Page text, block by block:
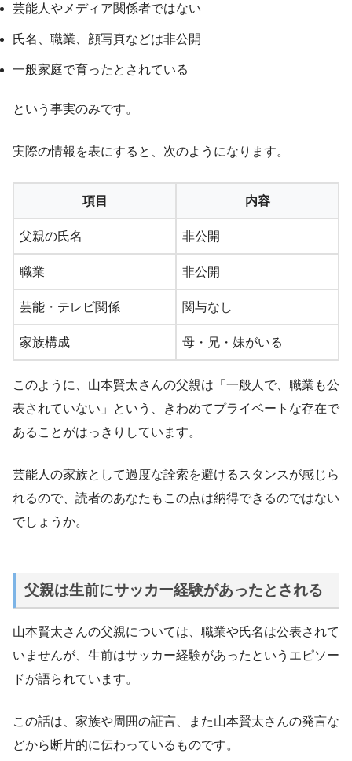
芸能人やメディア関係者ではない
氏名、職業、顔写真などは非公開
一般家庭で育ったとされている
という事実のみです。
実際の情報を表にすると、次のようになります。
項目 内容
父親の氏名 非公開
職業 非公開
芸能・テレビ関係 関与なし
家族構成 母・兄・妹がいる
このように、山本賢太さんの父親は「一般人で、職業も公
表されていない」という、きわめてプライベートな存在で
あることがはっきりしています。
芸能人の家族として過度な詮索を避けるスタンスが感じら
れるので、読者のあなたもこの点は納得できるのではない
でしょうか。
父親は生前にサッカー経験があったとされる
山本賢太さんの父親については、職業や氏名は公表されて
いませんが、生前はサッカー経験があったというエピソー
ドが語られています。
この話は、家族や周囲の証言、また山本賢太さんの発言な
どから断片的に伝わっているものです。